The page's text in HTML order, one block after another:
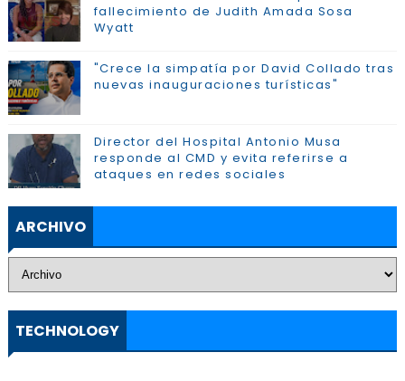
fallecimiento de Judith Amada Sosa
Wyatt
"Crece la simpatía por David Collado tras
nuevas inauguraciones turísticas"
Director del Hospital Antonio Musa
responde al CMD y evita referirse a
ataques en redes sociales
ARCHIVO
TECHNOLOGY